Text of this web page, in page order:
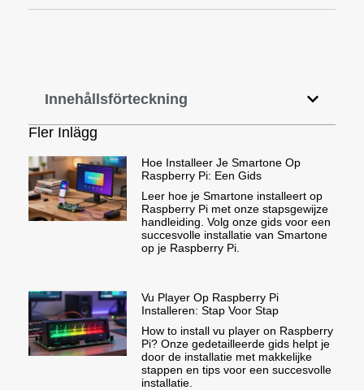
Innehållsförteckning
Fler Inlägg
Hoe Installeer Je Smartone Op
Raspberry Pi: Een Gids
Leer hoe je Smartone installeert op
Raspberry Pi met onze stapsgewijze
handleiding. Volg onze gids voor een
succesvolle installatie van Smartone
op je Raspberry Pi.
Vu Player Op Raspberry Pi
Installeren: Stap Voor Stap
How to install vu player on Raspberry
Pi? Onze gedetailleerde gids helpt je
door de installatie met makkelijke
stappen en tips voor een succesvolle
installatie.